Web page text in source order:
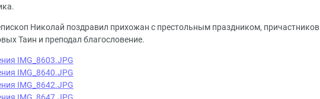
Николай поздравил прихожан с престольным праздником, причастников
Таин и преподал благословение.